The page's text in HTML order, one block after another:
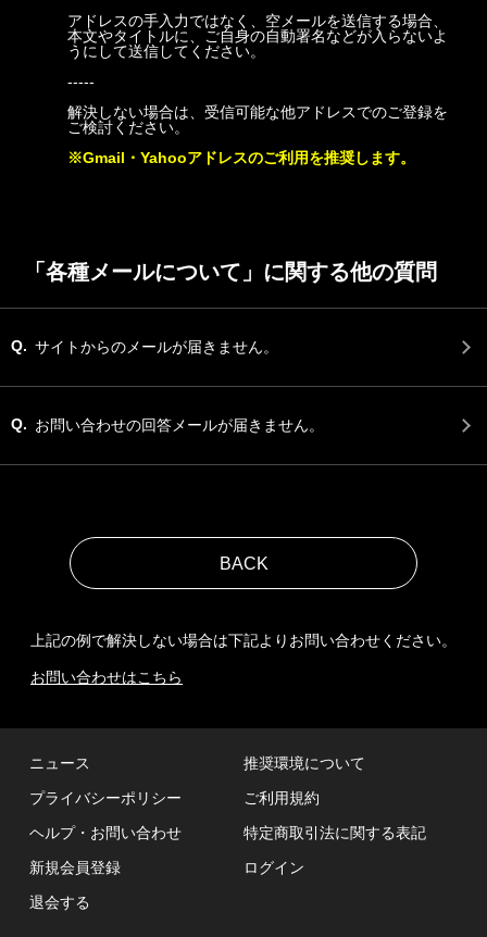
アドレスの手入力ではなく、空メールを送信する場合、
本文やタイトルに、ご自身の自動署名などが入らないよ
うにして送信してください。
-----
解決しない場合は、受信可能な他アドレスでのご登録を
ご検討ください。
※Gmail・Yahooアドレスのご利用を推奨します。
「各種メールについて」に関する他の質問
Q. サイトからのメールが届きません。
Q. お問い合わせの回答メールが届きません。
上記の例で解決しない場合は下記よりお問い合わせください。
お問い合わせはこちら
ニュース
推奨環境について
プライバシーポリシー
ご利用規約
ヘルプ・お問い合わせ
特定商取引法に関する表記
新規会員登録
ログイン
退会する